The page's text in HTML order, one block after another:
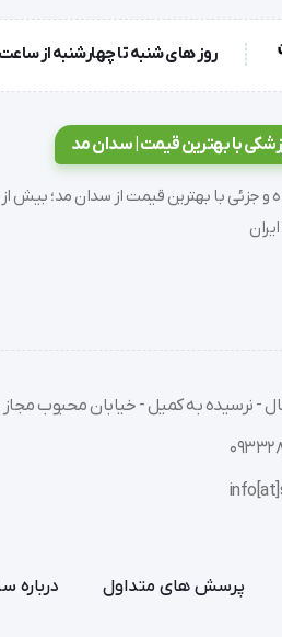
بیمار ثابت می شود.
فراهم می کند.
روز های شنبه تا چهارشنبه از ساعت 9 الی 17 و روز پنجشنبه ساعت 9 الی
با بهترین قیمت | سدان مد
- نرسیده به کمیل - خیابان محبوب مجاز -
پرسش های متداول درباره